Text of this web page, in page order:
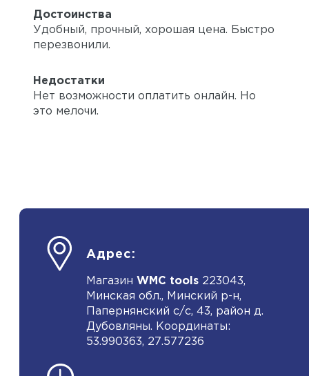
Достоинства
Удобный, прочный, хорошая цена. Быстро
перезвонили.
Недостатки
Нет возможности оплатить онлайн. Но
это мелочи.
Адрес:
Магазин WMC tools 223043,
Минская обл., Минский р-н,
Папернянский с/с, 43, район д.
Дубовляны. Координаты:
53.990363, 27.577236